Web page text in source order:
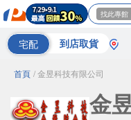
找此專館
宅配 到店取貨
首頁 / 金昱科技有限公司
金